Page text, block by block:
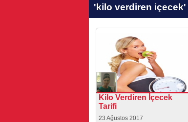
'kilo verdiren içecek'
Kilo Verdiren İçecek
Tarifi
23 Ağustos 2017